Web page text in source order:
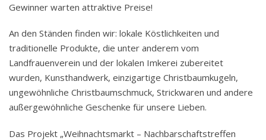
Gewinner warten attraktive Preise!
An den Ständen finden wir: lokale Köstlichkeiten und
traditionelle Produkte, die unter anderem vom
Landfrauenverein und der lokalen Imkerei zubereitet
wurden, Kunsthandwerk, einzigartige Christbaumkugeln,
ungewöhnliche Christbaumschmuck, Strickwaren und andere
außergewöhnliche Geschenke für unsere Lieben.
Das Projekt „Weihnachtsmarkt – Nachbarschaftstreffen